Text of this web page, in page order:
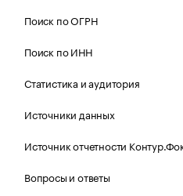
Поиск по ОГРН
Поиск по ИНН
Статистика и аудитория
Источники данных
Источник отчетности
Вопросы и ответы